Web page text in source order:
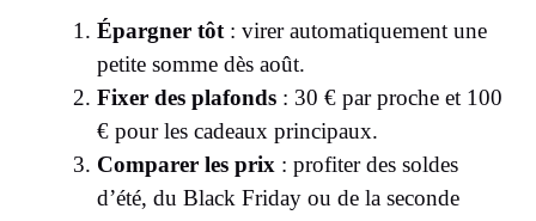
Épargner tôt : virer automatiquement une
petite somme dès août.
Fixer des plafonds : 30 € par proche et 100
€ pour les cadeaux principaux.
Comparer les prix : profiter des soldes
d’été, du Black Friday ou de la seconde